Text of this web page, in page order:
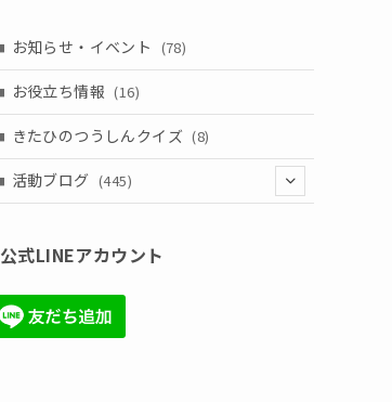
お知らせ・イベント (78)
お役立ち情報 (16)
きたひのつうしんクイズ (8)
活動ブログ (445)
(71)
公式LINEアカウント